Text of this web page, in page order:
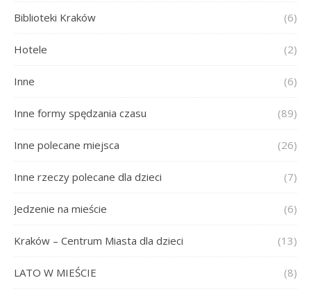
Biblioteki Kraków (6)
Hotele (2)
Inne (6)
Inne formy spędzania czasu (89)
Inne polecane miejsca (26)
Inne rzeczy polecane dla dzieci (7)
Jedzenie na mieście (6)
Kraków – Centrum Miasta dla dzieci (13)
LATO W MIEŚCIE (8)